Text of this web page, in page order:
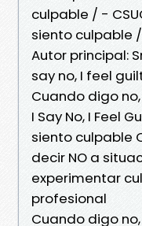
culpable / -
siento culpable
Autor principal:
say no, I feel
Cuando digo
I Say No, I Feel
siento culpable
decir NO a
experimentar
profesional
Cuando digo